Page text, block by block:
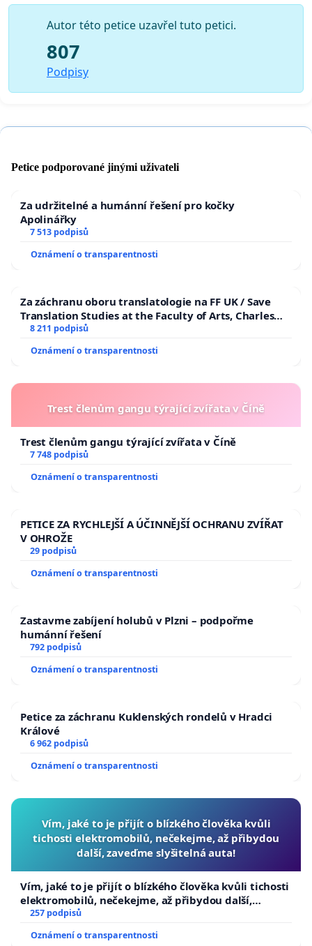
• zastupitele obce Sedlnice, aby učinili veškeré kroky a
přijali taková opatření, která neumožní výstavbu této
fotovoltaické elektrárny.
Tato petice je podávána v souladu se zákonem č.
85/1990 Sb., o právu petičním a dle čl. 18 Listiny
Děkujeme.
Autor této petice uzavřel tuto petici.
807
Podpisy
Petice podporované jinými uživateli
Za udržitelné a humánní řešení pro kočky
Apolinářky
7 513 podpisů
Oznámení o transparentnosti
Za záchranu oboru translatologie na FF UK / Save
Translation Studies at the Faculty of Arts, Charles
University
8 211 podpisů
Oznámení o transparentnosti
Trest členům gangu týrající zvířata v Číně
Trest členům gangu týrající zvířata v Číně
7 748 podpisů
Oznámení o transparentnosti
PETICE ZA RYCHLEJŠÍ A ÚČINNĚJŠÍ OCHRANU ZVÍŘAT
V OHROŽE
29 podpisů
Oznámení o transparentnosti
Zastavme zabíjení holubů v Plzni – podpořme
humánní řešení
792 podpisů
Oznámení o transparentnosti
Petice za záchranu Kuklenských rondelů v Hradci
Králové
6 962 podpisů
Oznámení o transparentnosti
Vím, jaké to je přijít o blízkého člověka kvůli
tichosti elektromobilů, nečekejme, až přibydou
další, zaveďme slyšitelná auta!
Vím, jaké to je přijít o blízkého člověka kvůli tichosti
elektromobilů, nečekejme, až přibydou další,
zaveďme slyšitelná auta!
257 podpisů
Oznámení o transparentnosti